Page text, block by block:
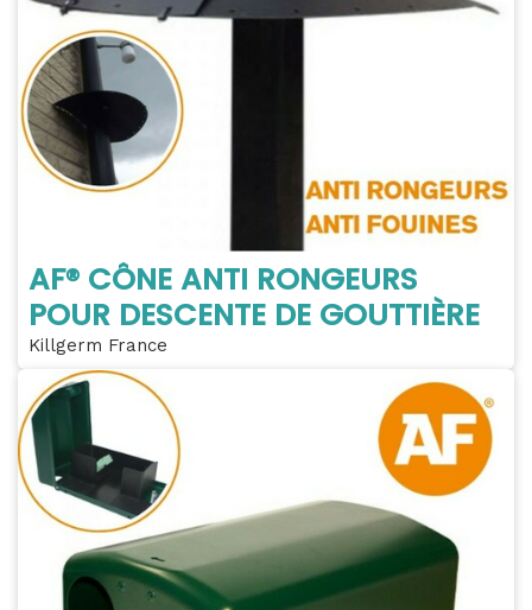
AF® CÔNE ANTI RONGEURS
POUR DESCENTE DE GOUTTIÈRE
Killgerm France